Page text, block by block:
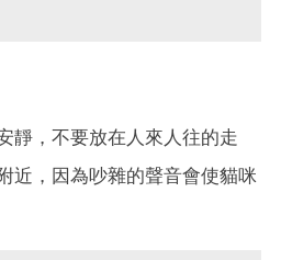
靜，不要放在人來人往的走
近，因為吵雜的聲音會使貓咪